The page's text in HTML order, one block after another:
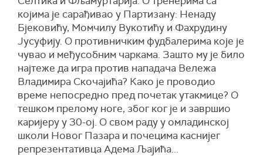
којима је сарађивао у Партизану: Ненаду
Бјековићу, Момчилу Вукотићу и Фахрудину
Јусуфију. О противничким фудбалерима које је
чувао и међусобним чаркама. Зашто му је било
најтеже да игра против нападача Вележа
Владимира Скочајића? Како је проводио
време непосредно пред почетак утакмице? О
тешком прелому ноге, због ког је и завршио
каријеру у 30-ој. О свом раду у омладинској
школи Новог Пазара и почецима каснијег
репрезентативца Адема Љајића...